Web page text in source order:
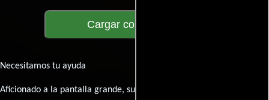
Cargar comentarios
Necesitamos tu ayuda
Aficionado a la pantalla grande, su participación es clave para hacer